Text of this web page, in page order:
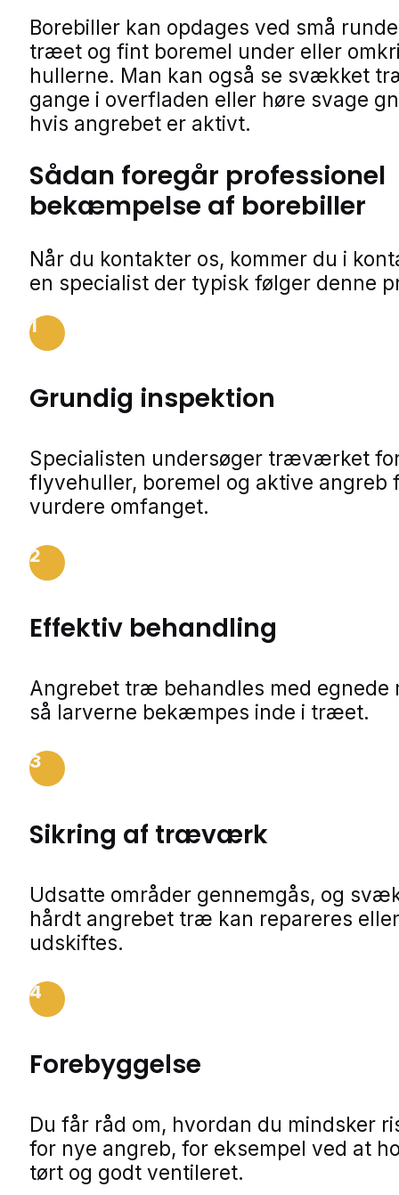
Borebiller kan opdages ved små
træet og fint boremel under eller
hullerne. Man kan også se svækket
gange i overfladen eller høre svage
hvis angrebet er aktivt.
Sådan foregår professionel
bekæmpelse af borebiller
Når du kontakter os, kommer du i
en specialist der typisk følger denne
1
Grundig inspektion
Specialisten undersøger træværket
flyvehuller, boremel og aktive angreb
vurdere omfanget.
2
Effektiv behandling
Angrebet træ behandles med egnede
så larverne bekæmpes inde i træet.
3
Sikring af træværk
Udsatte områder gennemgås, og
hårdt angrebet træ kan repareres eller
udskiftes.
4
Forebyggelse
Du får råd om, hvordan du mindsker
for nye angreb, for eksempel ved at
tørt og godt ventileret.